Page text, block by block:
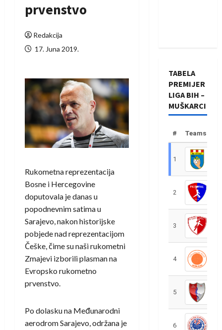
prvenstvo
Redakcija
17. Juna 2019.
Rukometna reprezentacija
Bosne i Hercegovine
doputovala je danas u
popodnevnim satima u
Sarajevo, nakon historijske
pobjede nad reprezentacijom
Češke, čime su naši rukometni
Zmajevi izborili plasman na
Evropsko rukometno
prvenstvo.
Po dolasku na Međunarodni
aerodrom Sarajevo, održana je
TABELA
PREMIJER
LIGA BIH –
MUŠKARCI
# Teams
1
2
3
4
5
6